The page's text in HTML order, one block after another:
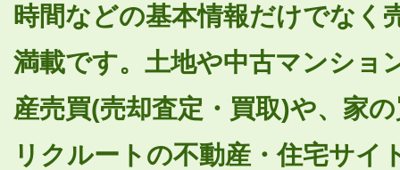
時間などの基本情報だけでなく
満載です。土地や中古マンショ
産売買(売却査定・買取)や、家
リクルートの不動産・住宅サイ